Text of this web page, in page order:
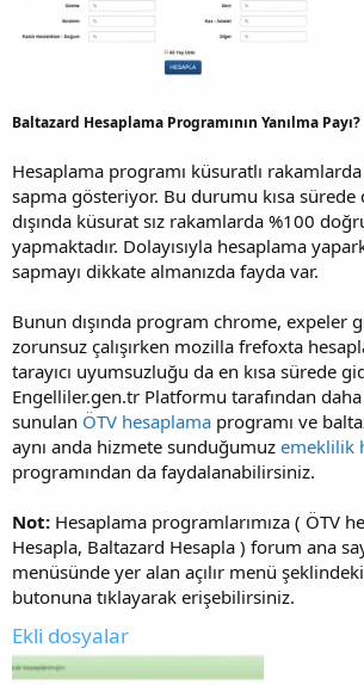
Baltazard Hesaplama Programının Yanılma Payı?
Hesaplama programı küsuratlı
sapma gösteriyor. Bu durumu kısa sürede
dışında küsurat sız rakamlarda %100
yapmaktadır. Dolayısıyla hesaplama
sapmayı dikkate almanızda fayda var.
Bunun dışında program chrome, expeler
zorunsuz çalışırken mozilla frefoxta
tarayıcı uyumsuzluğu da en kısa sürede
Engelliler.gen.tr Platformu tarafından
sunulan ÖTV hesaplama programı ve
aynı anda hizmete sunduğumuz emeklilik
programından da faydalanabilirsiniz.
Not: Hesaplama programlarımıza ( ÖTV
Hesapla, Baltazard Hesapla ) forum ana
menüsünde yer alan açılır menü şeklindeki
butonuna tıklayarak erişebilirsiniz.
Ekli dosyalar